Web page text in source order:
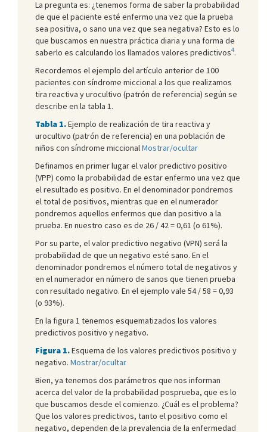
La pregunta es: ¿tenemos forma de saber la probabilidad
de que el paciente esté enfermo una vez que la prueba
sea positiva, o sano una vez que sea negativa? Esto es lo
que buscamos en nuestra práctica diaria y una forma de
saberlo es calculando los llamados valores predictivos4.
Recordemos el ejemplo del artículo anterior de 100
pacientes con síndrome miccional a los que realizamos
tira reactiva y urocultivo (patrón de referencia) según se
describe en la tabla 1.
Tabla 1.Ejemplo de realización de tira reactiva y
urocultivo (patrón de referencia) en una población de
niños con síndrome miccional Mostrar/ocultar
Definamos en primer lugar el valor predictivo positivo
(VPP) como la probabilidad de estar enfermo una vez que
el resultado es positivo. En el denominador pondremos
el total de positivos, mientras que en el numerador
pondremos aquellos enfermos que dan positivo a la
prueba. En nuestro caso es de 26 / 42 = 0,61 (o 61%).
Por su parte, el valor predictivo negativo (VPN) será la
probabilidad de que un negativo esté sano. En el
denominador pondremos el número total de negativos y
en el numerador en número de sanos que tienen prueba
con resultado negativo. En el ejemplo vale 54 / 58 = 0,93
(o 93%).
En la figura 1 tenemos esquematizados los valores
predictivos positivo y negativo.
Figura 1.Esquema de los valores predictivos positivo y
negativo. Mostrar/ocultar
Bien, ya tenemos dos parámetros que nos informan
acerca del valor de la probabilidad posprueba, que es lo
que buscamos desde el comienzo. ¿Cuál es el problema?
Que los valores predictivos, tanto el positivo como el
negativo, dependen de la prevalencia de la enfermedad